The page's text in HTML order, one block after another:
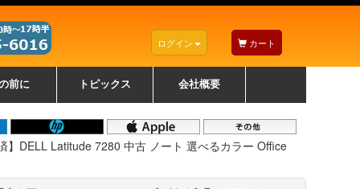
ログイン カート
前に トピックス 会社概要
】DELL Latitude 7280 中古 ノート 選べるカラー Office